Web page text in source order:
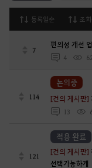
등록일순 조
7
편의성 개선
4
114 [건의 게시판]
13
논의중
121
[건의 게시판]
선택가능하게
적용 완료